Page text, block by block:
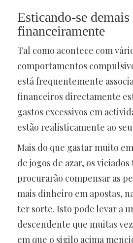
Esticando-se demais
financeiramente
Tal como acontece com
comportamentos
está frequentemente
financeiros directamente
gastos excessivos em
estão realisticamente ao
Mais do que gastar muito
de jogos de azar, os
procurarão compensar as
mais dinheiro em apostas,
ter sorte. Isto pode levar a
descendente que muitas
em que o sigilo acima